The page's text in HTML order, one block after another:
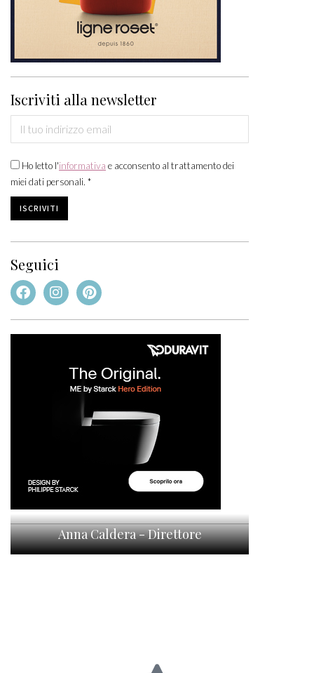
Iscriviti alla newsletter
Ho letto l'informativa e acconsento al trattamento dei
miei dati personali. *
Seguici
Anna Caldera - Direttore